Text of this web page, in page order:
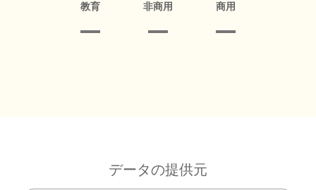
教育 非商用 商用
データの提供元